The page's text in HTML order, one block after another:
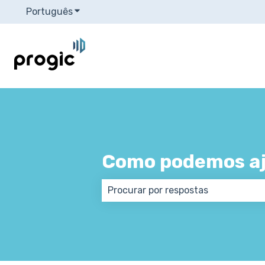
PortuguêsMostrar submenu para traduções
Como podemos